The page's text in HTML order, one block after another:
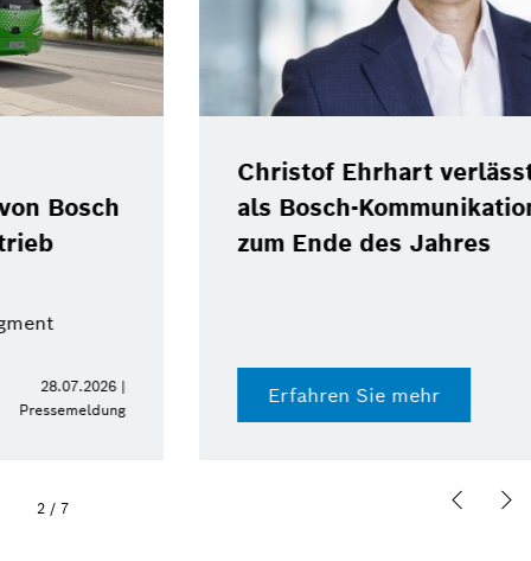
Christof Ehrhart verlässt Position
als Bosch-Kommunikationschef
zum Ende des Jahres
Erfahren Sie mehr
15.07.2026 |
2 / 7